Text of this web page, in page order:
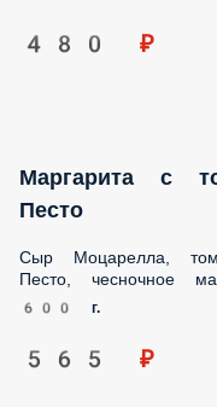
480 ₽
Маргарита с
Песто
Сыр Моцарелла,
Песто, чесночное
600 г.
565 ₽